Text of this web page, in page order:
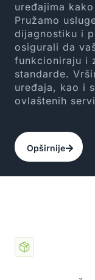
uređajima
Pružamo
dijagnostiku i
osigurali da
funkcioniraju i
standarde.
uređaja, kao i
ovlaštenih
Opširnije